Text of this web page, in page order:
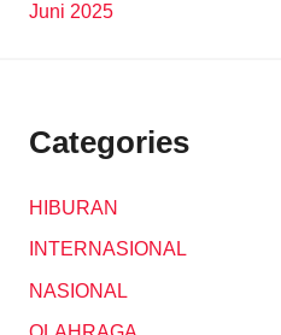
Juni 2025
Categories
HIBURAN
INTERNASIONAL
NASIONAL